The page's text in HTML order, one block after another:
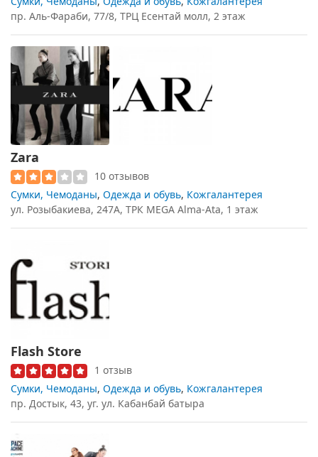
пр. Аль-Фараби, 77/8, ТРЦ Есентай молл, 2 этаж
Zara
10 отзывов
Сумки, Чемоданы, Одежда и обувь, Кожгалантерея
ул. Розыбакиева, 247A, ТРК MEGA Alma-Ata, 1 этаж
Flash Store
1 отзыв
Сумки, Чемоданы, Одежда и обувь, Кожгалантерея
пр. Достык, 43, уг. ул. Кабанбай батыра